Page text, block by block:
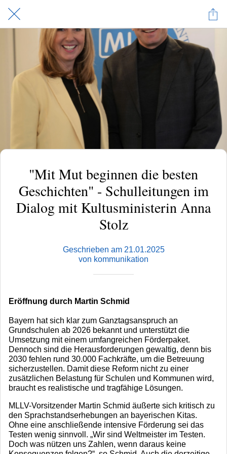
"Mit Mut beginnen die besten
Geschichten" - Schulleitungen im
Dialog mit Kultusministerin Anna
Stolz
Geschrieben am 21.01.2025
von kommunikation
Eröffnung durch Martin Schmid
Bayern hat sich klar zum Ganztagsanspruch an
Grundschulen ab 2026 bekannt und unterstützt die
Umsetzung mit einem umfangreichen Förderpaket.
Dennoch sind die Herausforderungen gewaltig, denn bis
2030 fehlen rund 30.000 Fachkräfte, um die Betreuung
sicherzustellen. Damit diese Reform nicht zu einer
zusätzlichen Belastung für Schulen und Kommunen wird,
braucht es realistische und tragfähige Lösungen.
MLLV-Vorsitzender Martin Schmid äußerte sich kritisch zu
den Sprachstandserhebungen an bayerischen Kitas.
Ohne eine anschließende intensive Förderung sei das
Testen wenig sinnvoll. „Wir sind Weltmeister im Testen.
Doch was nützen uns Zahlen, wenn daraus keine